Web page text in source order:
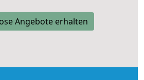
Angebote erhalten